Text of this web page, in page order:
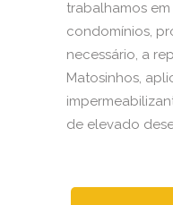
trabalhamos
condomínios,
necessário, a
Matosinhos,
de elevado